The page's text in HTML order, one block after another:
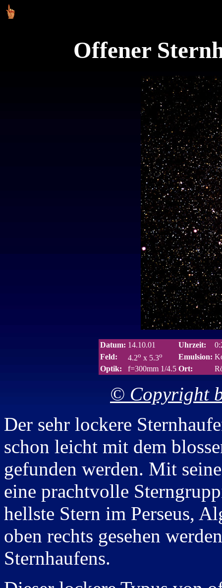
Offener
Datum: 14.10.01 Uhrzeit:
Feld:
4.2o x 5.3o Emulsion:
Optik:
f=300mm 1/4.5 Ort:
© Copyright
Der sehr lockere
schon leicht mit dem
gefunden werden. Mit
eine prachtvolle
hellste Stern im Perseus,
oben rechts gesehen
Sternhaufens.